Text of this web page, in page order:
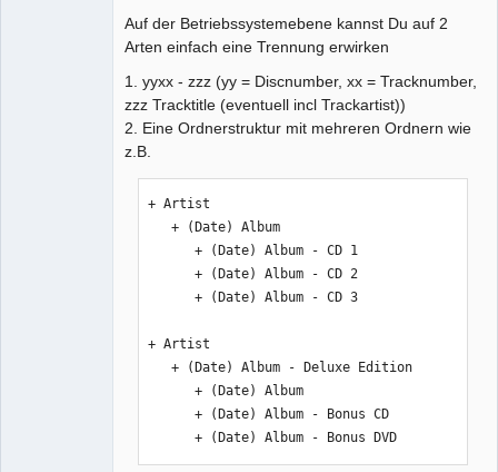
Auf der Betriebssystemebene kannst Du auf 2
Arten einfach eine Trennung erwirken
1. yyxx - zzz (yy = Discnumber, xx = Tracknumber,
zzz Tracktitle (eventuell incl Trackartist))
2. Eine Ordnerstruktur mit mehreren Ordnern wie
z.B.
+ Artist
+ Artist
+ (Date) Album - Bonus DVD